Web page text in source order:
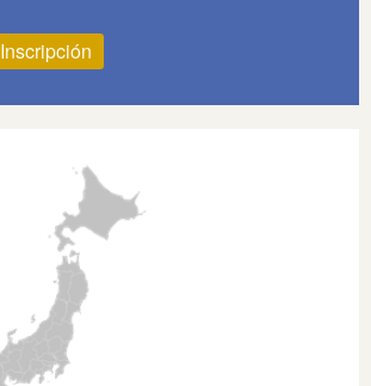
Inscripción